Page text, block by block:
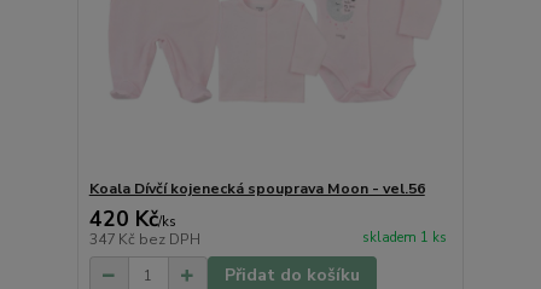
Koala Dívčí kojenecká spouprava Moon - vel.56
420 Kč/ks
347 Kč bez DPH skladem 1 ks
Přidat do košíku